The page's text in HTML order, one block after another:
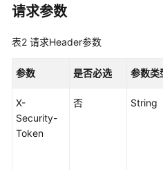
理
实
制
请求参数
表2 请求Header参数
参数 是否必选 参数类
X-
Security-
Token
否 String